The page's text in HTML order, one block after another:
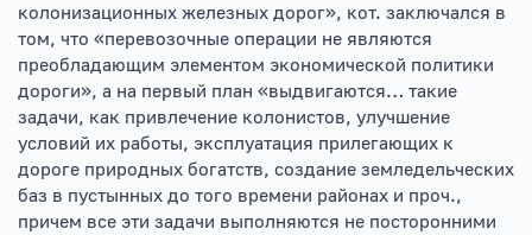
колонизационных железных дорог», кот. заключался в
том, что «перевозочные операции не являются
преобладающим элементом экономической политики
дороги», а на первый план «выдвигаются… такие
задачи, как привлечение колонистов, улучшение
условий их работы, эксплуатация прилегающих к
дороге природных богатств, создание земледельческих
баз в пустынных до того времени районах и проч.,
причем все эти задачи выполняются не посторонними